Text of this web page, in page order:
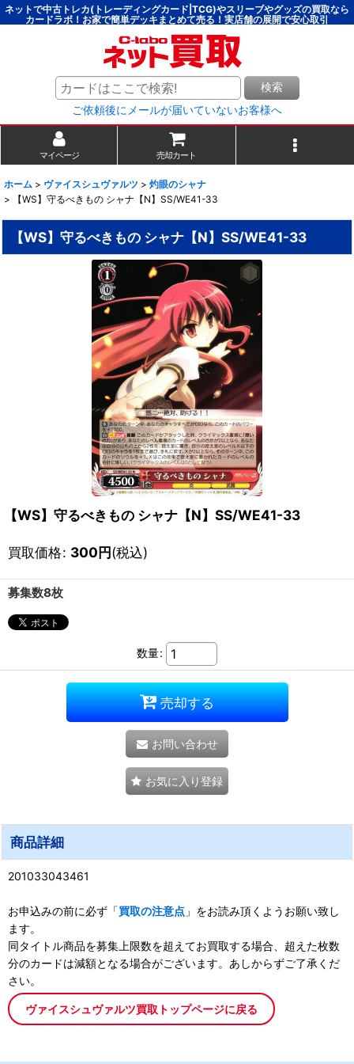
ネットで中古トレカ(トレーディングカード|TCG)やスリーブやグッズの買取なら
カードラボ！お家で簡単デッキまとめて売る！実店舗の展開で安心取引
検索
ご依頼後にメールが届いていないお客様へ
マイページ 売却カート
ホーム > ヴァイスシュヴァルツ > 灼眼のシャナ
>
【WS】守るべきもの シャナ【N】SS/WE41-33
【WS】守るべきもの シャナ【N】SS/WE41-33
【WS】守るべきもの シャナ【N】SS/WE41-33
買取価格: 300円(税込)
募集数8枚
数量:
売却する
お問い合わせ
お気に入り登録
商品詳細
201033043461
お申込みの前に必ず「買取の注意点 」をお読み頂くようお願い致し
ます。
同タイトル商品を募集上限数を超えてお買取する場合、超えた枚数
分のカードは減額となる場合がございます。あしからずご了承くだ
さい。
ヴァイスシュヴァルツ買取トップページに戻る